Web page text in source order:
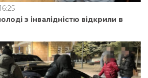
з інвалідністю відкрили в